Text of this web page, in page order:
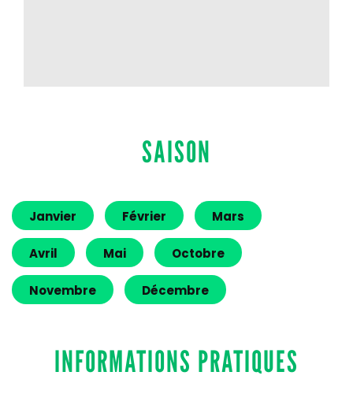
SAISON
Janvier Février Mars
Avril Mai Octobre
Novembre Décembre
INFORMATIONS PRATIQUES